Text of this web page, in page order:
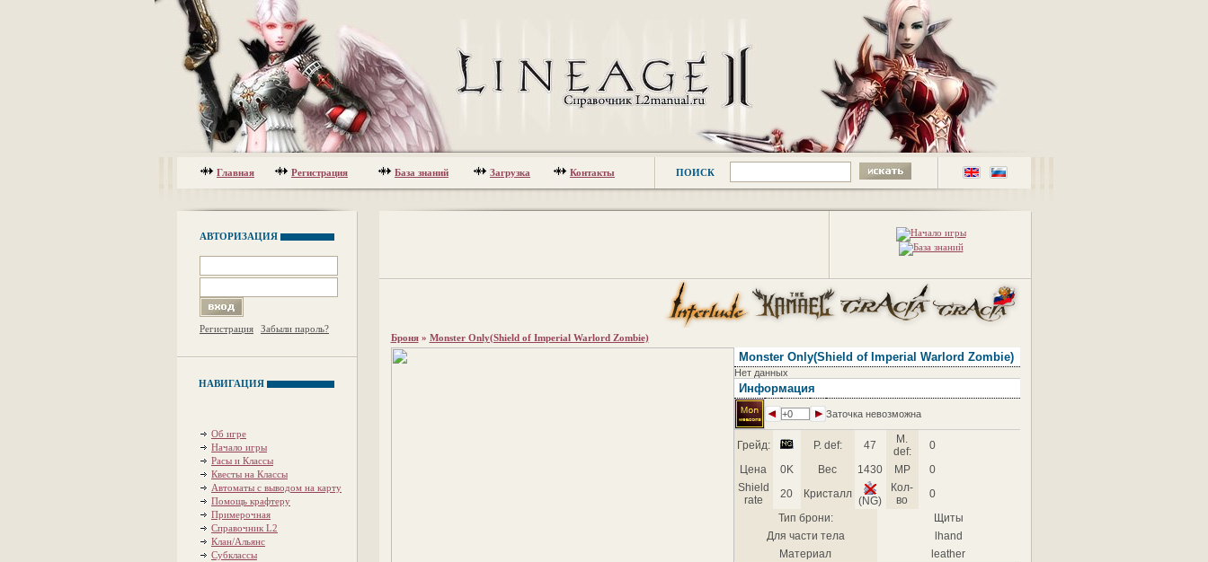
Главная Регистрация База знаний Загрузка Контакты ПОИСК
АВТОРИЗАЦИЯ
Регистрация Забыли пароль?
НАВИГАЦИЯ
Об игре
Начало игры
Расы и Классы
Квесты на Классы
Автоматы с выводом на карту
Помощь крафтеру
Примерочная
Справочник L2
Клан/Альянс
Субклассы
Броня» Monster Only(Shield of Imperial Warlord Zombie)
Monster Only(Shield of Imperial Warlord Zombie)
Нет данных
Информация
+0 Заточка невозможна
Грейд: P. def: 47
M.
def:
0
Цена
0K Вес 1430 MP
0
Shield
rate
20 Кристалл
(NG)
Кол-
во
0
Тип брони:
Щиты
Для части тела
lhand
Материал
leather